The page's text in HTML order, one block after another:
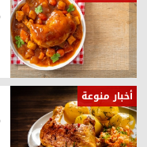
أخبار منوعة